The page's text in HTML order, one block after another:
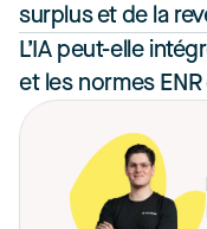
surplus et de la
L’IA peut-elle
et les normes